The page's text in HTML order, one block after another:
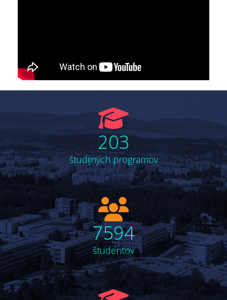
fa
graduation-
203
študijných programov
fa
fa-
users
7594
študentov
fa